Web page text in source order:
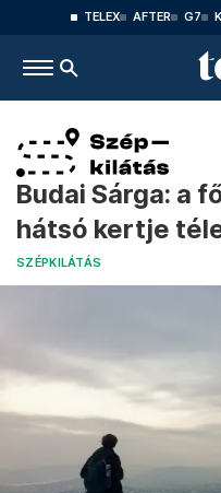
TELEX AFTER G7
Budai Sárga: a
hátsó kertje
SZÉPKILÁTÁS